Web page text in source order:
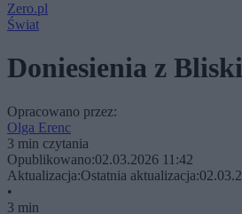
Zero.pl
Świat
Doniesienia z
Opracowano przez:
Olga Erenc
3 min czytania
Opublikowano:02.03.2026 11:42
Aktualizacja:Ostatnia aktualizacja:
•
3 min